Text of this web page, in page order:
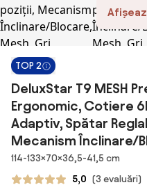
TOP 2
DeluxStar T9 MESH
Ergonomic, Cotiere
Adaptiv, Spătar
Mecanism Înclinare/
Dimensiuni
114-133×70×36,5-41,5 cm
5,0 (3 evaluări)